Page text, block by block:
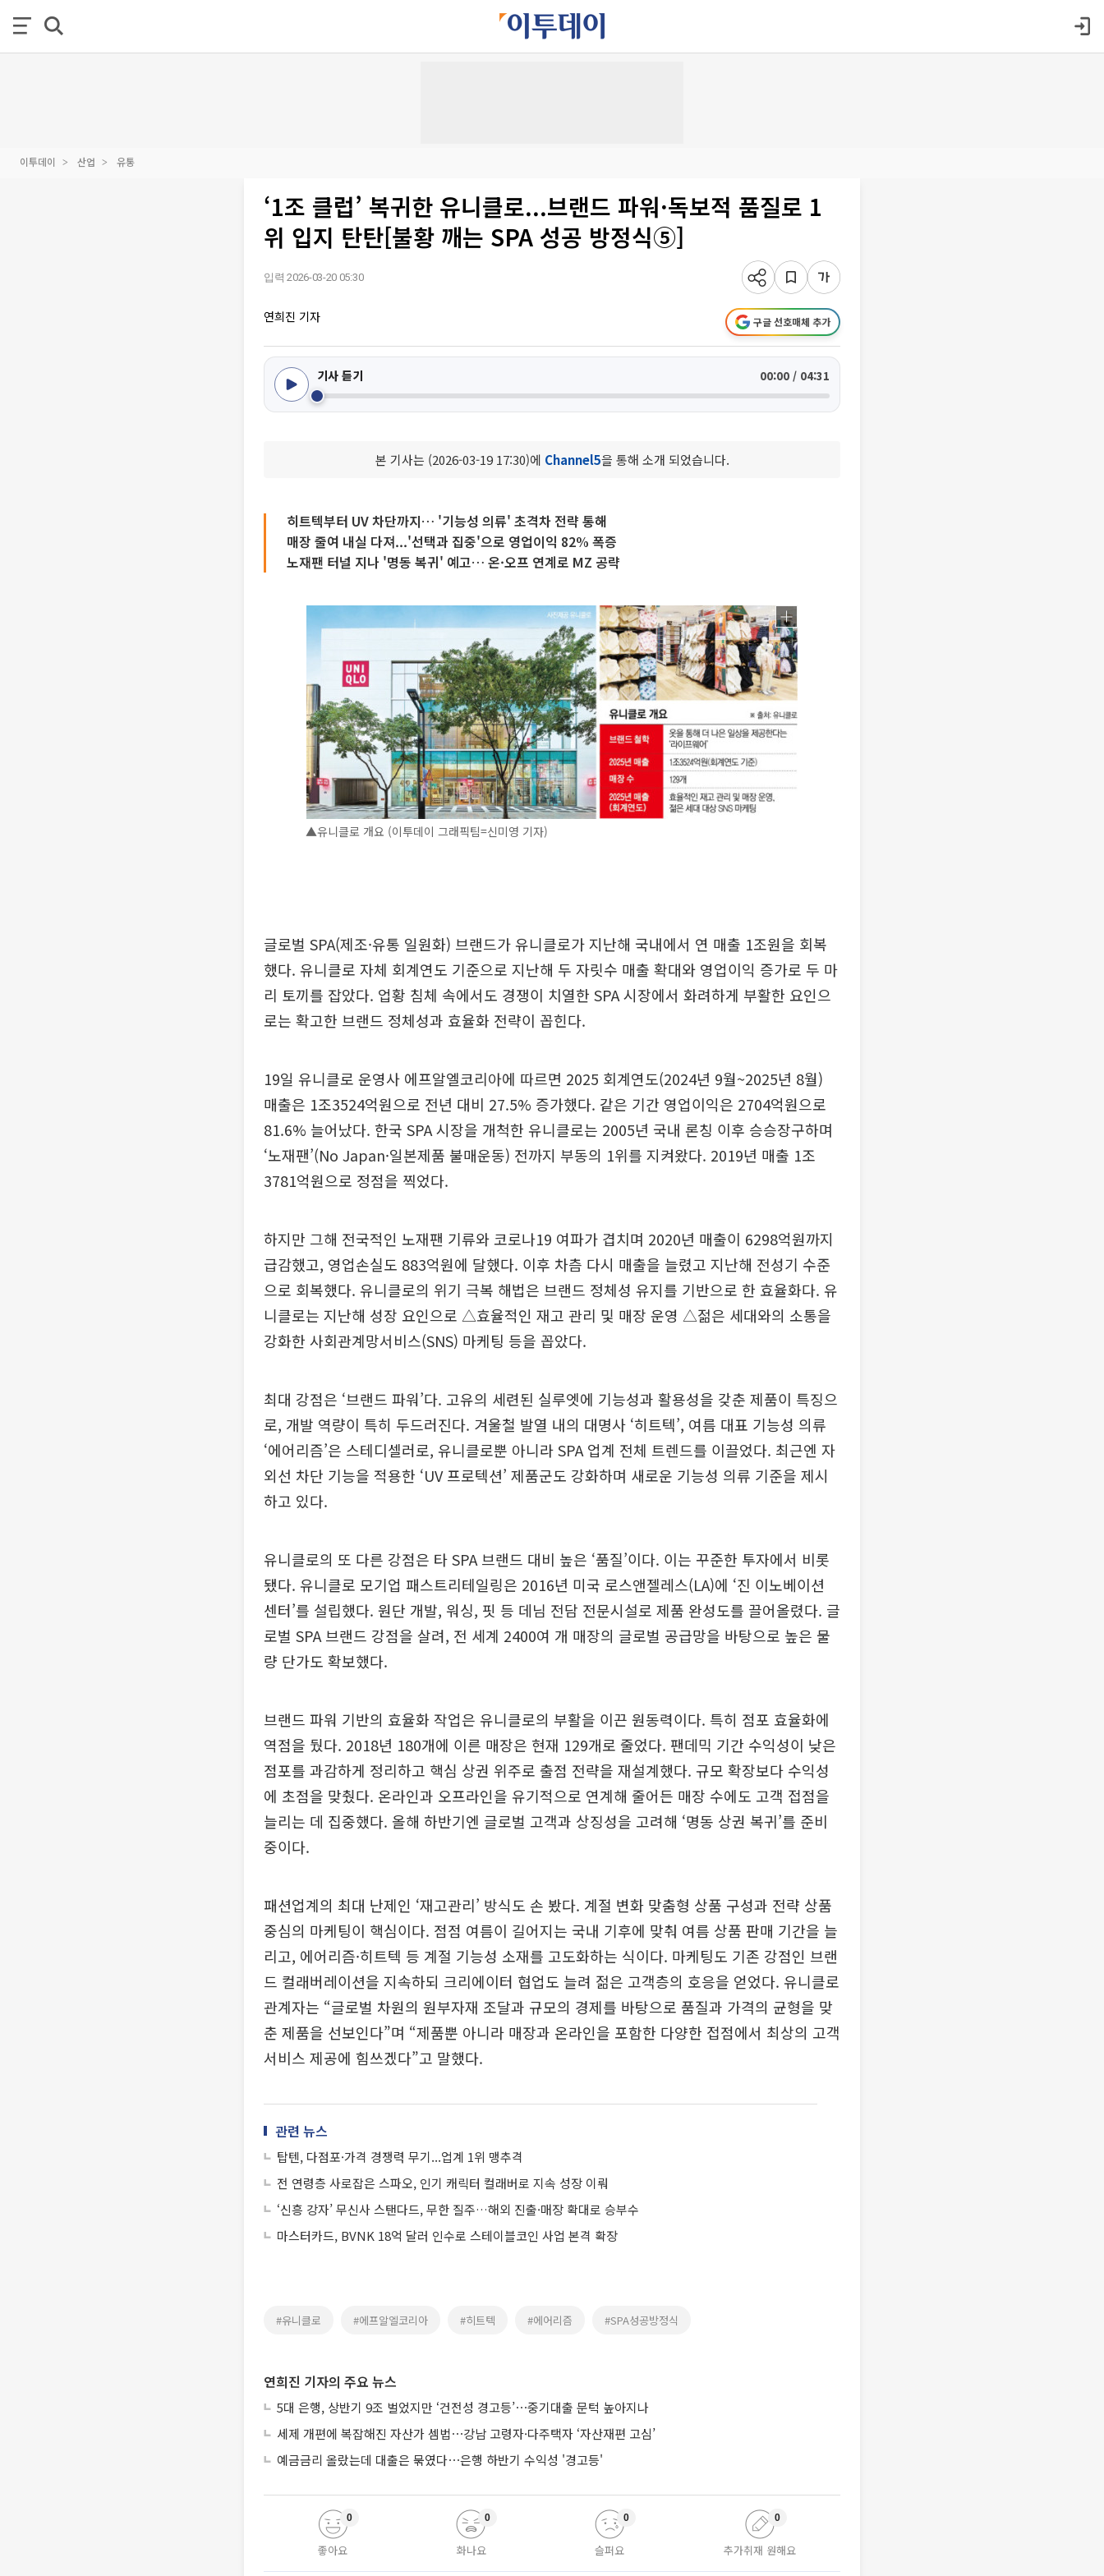
이투데이 산업 유통
‘1조 클럽’ 복귀한 유니클로...브랜드 파워·독보적 품질로 1
위 입지 탄탄[불황 깨는 SPA 성공 방정식⑤]
입력 2026-03-20 05:30
연희진 기자 구글 선호매체 추가
기사 듣기 00:00 / 04:31
본 기사는 (2026-03-19 17:30)에 Channel5을 통해 소개 되었습니다.
히트텍부터 UV 차단까지… '기능성 의류' 초격차 전략 통해
매장 줄여 내실 다져...'선택과 집중'으로 영업이익 82% 폭증
노재팬 터널 지나 '명동 복귀' 예고… 온·오프 연계로 MZ 공략
▲유니클로 개요 (이투데이 그래픽팀=신미영 기자)
글로벌 SPA(제조·유통 일원화) 브랜드가 유니클로가 지난해 국내에서 연 매출 1조원을 회복
했다. 유니클로 자체 회계연도 기준으로 지난해 두 자릿수 매출 확대와 영업이익 증가로 두 마
리 토끼를 잡았다. 업황 침체 속에서도 경쟁이 치열한 SPA 시장에서 화려하게 부활한 요인으
로는 확고한 브랜드 정체성과 효율화 전략이 꼽힌다.
19일 유니클로 운영사 에프알엘코리아에 따르면 2025 회계연도(2024년 9월~2025년 8월)
매출은 1조3524억원으로 전년 대비 27.5% 증가했다. 같은 기간 영업이익은 2704억원으로
81.6% 늘어났다. 한국 SPA 시장을 개척한 유니클로는 2005년 국내 론칭 이후 승승장구하며
‘노재팬’(No Japan·일본제품 불매운동) 전까지 부동의 1위를 지켜왔다. 2019년 매출 1조
3781억원으로 정점을 찍었다.
하지만 그해 전국적인 노재팬 기류와 코로나19 여파가 겹치며 2020년 매출이 6298억원까지
급감했고, 영업손실도 883억원에 달했다. 이후 차츰 다시 매출을 늘렸고 지난해 전성기 수준
으로 회복했다. 유니클로의 위기 극복 해법은 브랜드 정체성 유지를 기반으로 한 효율화다. 유
니클로는 지난해 성장 요인으로 △효율적인 재고 관리 및 매장 운영 △젊은 세대와의 소통을
강화한 사회관계망서비스(SNS) 마케팅 등을 꼽았다.
최대 강점은 ‘브랜드 파워’다. 고유의 세련된 실루엣에 기능성과 활용성을 갖춘 제품이 특징으
로, 개발 역량이 특히 두드러진다. 겨울철 발열 내의 대명사 ‘히트텍’, 여름 대표 기능성 의류
‘에어리즘’은 스테디셀러로, 유니클로뿐 아니라 SPA 업계 전체 트렌드를 이끌었다. 최근엔 자
외선 차단 기능을 적용한 ‘UV 프로텍션’ 제품군도 강화하며 새로운 기능성 의류 기준을 제시
하고 있다.
유니클로의 또 다른 강점은 타 SPA 브랜드 대비 높은 ‘품질’이다. 이는 꾸준한 투자에서 비롯
됐다. 유니클로 모기업 패스트리테일링은 2016년 미국 로스앤젤레스(LA)에 ‘진 이노베이션
센터’를 설립했다. 원단 개발, 워싱, 핏 등 데님 전담 전문시설로 제품 완성도를 끌어올렸다. 글
로벌 SPA 브랜드 강점을 살려, 전 세계 2400여 개 매장의 글로벌 공급망을 바탕으로 높은 물
량 단가도 확보했다.
브랜드 파워 기반의 효율화 작업은 유니클로의 부활을 이끈 원동력이다. 특히 점포 효율화에
역점을 뒀다. 2018년 180개에 이른 매장은 현재 129개로 줄었다. 팬데믹 기간 수익성이 낮은
점포를 과감하게 정리하고 핵심 상권 위주로 출점 전략을 재설계했다. 규모 확장보다 수익성
에 초점을 맞췄다. 온라인과 오프라인을 유기적으로 연계해 줄어든 매장 수에도 고객 접점을
늘리는 데 집중했다. 올해 하반기엔 글로벌 고객과 상징성을 고려해 ‘명동 상권 복귀’를 준비
중이다.
패션업계의 최대 난제인 ‘재고관리’ 방식도 손 봤다. 계절 변화 맞춤형 상품 구성과 전략 상품
중심의 마케팅이 핵심이다. 점점 여름이 길어지는 국내 기후에 맞춰 여름 상품 판매 기간을 늘
리고, 에어리즘·히트텍 등 계절 기능성 소재를 고도화하는 식이다. 마케팅도 기존 강점인 브랜
드 컬래버레이션을 지속하되 크리에이터 협업도 늘려 젊은 고객층의 호응을 얻었다. 유니클로
관계자는 “글로벌 차원의 원부자재 조달과 규모의 경제를 바탕으로 품질과 가격의 균형을 맞
춘 제품을 선보인다”며 “제품뿐 아니라 매장과 온라인을 포함한 다양한 접점에서 최상의 고객
서비스 제공에 힘쓰겠다”고 말했다.
관련 뉴스
탑텐, 다점포·가격 경쟁력 무기...업계 1위 맹추격
전 연령층 사로잡은 스파오, 인기 캐릭터 컬래버로 지속 성장 이뤄
‘신흥 강자’ 무신사 스탠다드, 무한 질주…해외 진출·매장 확대로 승부수
마스터카드, BVNK 18억 달러 인수로 스테이블코인 사업 본격 확장
#유니클로 #에프알엘코리아 #히트텍 #에어리즘 #SPA성공방정식
연희진 기자의 주요 뉴스
5대 은행, 상반기 9조 벌었지만 ‘건전성 경고등’⋯중기대출 문턱 높아지나
세제 개편에 복잡해진 자산가 셈법⋯강남 고령자·다주택자 ‘자산재편 고심’
예금금리 올랐는데 대출은 묶였다⋯은행 하반기 수익성 '경고등'
좋아요
0
화나요
0
슬퍼요
0
추가취재 원해요
0